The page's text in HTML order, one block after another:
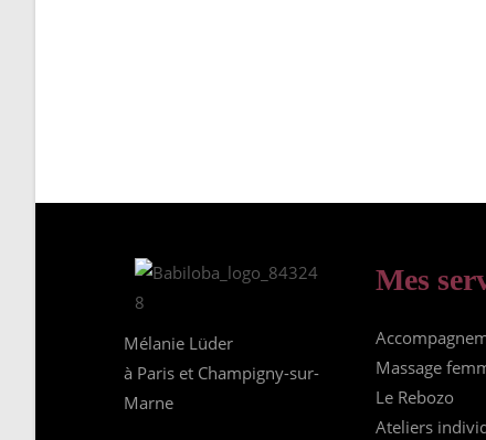
Mélanie Lüder
à Paris et Champigny-sur-
Marne
Mes
Massage
Le Rebozo
Ateliers